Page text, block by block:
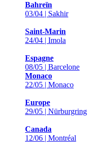
Bahreïn
03/04 | Sakhir
Saint-Marin
24/04 | Imola
Espagne
08/05 | Barcelone
Monaco
22/05 | Monaco
Europe
29/05 | Nürburgring
Canada
12/06 | Montréal